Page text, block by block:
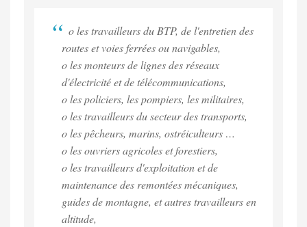
o les travailleurs du BTP, de l'entretien des
routes et voies ferrées ou navigables,
o les monteurs de lignes des réseaux
d'électricité et de télécommunications,
o les policiers, les pompiers, les militaires,
o les travailleurs du secteur des transports,
o les pêcheurs, marins, ostréiculteurs …
o les ouvriers agricoles et forestiers,
o les travailleurs d'exploitation et de
maintenance des remontées mécaniques,
guides de montagne, et autres travailleurs en
altitude,